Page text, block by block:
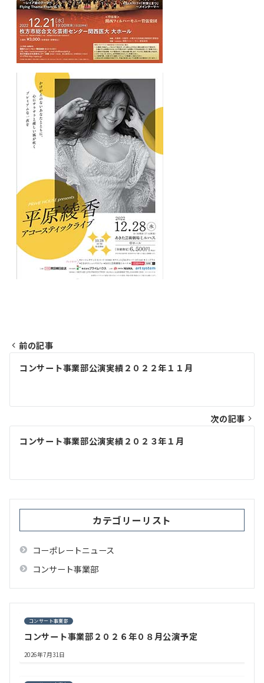
投
ナ
ビ
ゲ
シ
ョ
前の記事
コンサート事業部公演実績２０２２年１１月
次の記事
コンサート事業部公演実績２０２３年１月
カテゴリーリスト
コーポレートニュース
コンサート事業部
コンサート事業部
コンサート事業部２０２６年０８月公演予定
2026年7月31日